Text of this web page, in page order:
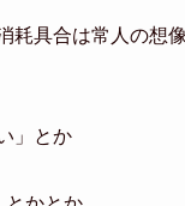
耗具合は常人の想
」とか